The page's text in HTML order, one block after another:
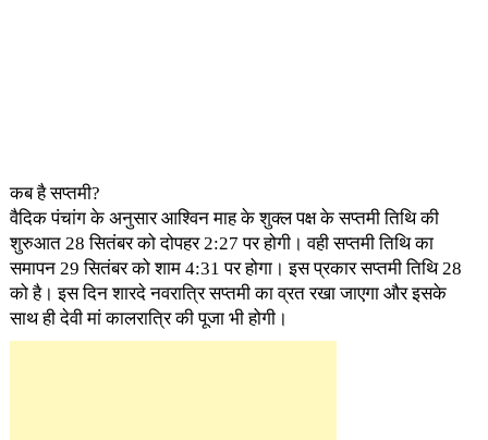
कब है सप्तमी?
वैदिक पंचांग के अनुसार आश्विन माह के शुक्ल पक्ष के सप्तमी तिथि की
शुरुआत 28 सितंबर को दोपहर 2:27 पर होगी। वही सप्तमी तिथि का
समापन 29 सितंबर को शाम 4:31 पर होगा। इस प्रकार सप्तमी तिथि 28
को है। इस दिन शारदे नवरात्रि सप्तमी का व्रत रखा जाएगा और इसके
साथ ही देवी मां कालरात्रि की पूजा भी होगी।